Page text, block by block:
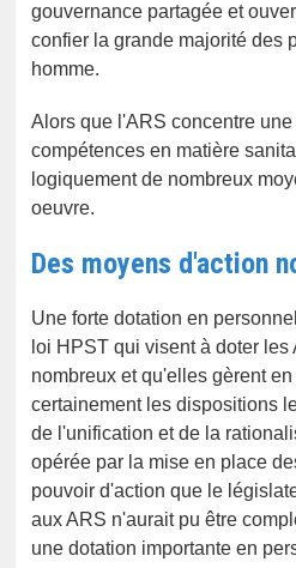
gouvernance partagée et
confier la grande majorité des
homme.
Alors que l'ARS concentre
compétences en matière
logiquement de nombreux
oeuvre.
Des moyens d'action
Une forte dotation en
loi HPST qui visent à doter les
nombreux et qu'elles gèrent
certainement les dispositions
de l'unification et de la
opérée par la mise en place
pouvoir d'action que le
aux ARS n'aurait pu être
une dotation importante en